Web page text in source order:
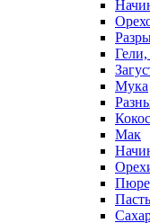
Мука
Мак